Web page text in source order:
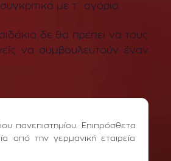
με τ΄ αγόρια.
δε θα πρέπει να τους
να συμβουλευτούν έναν
πανεπιστημίου. Επιπρόσθετα
από την γερμανική εταιρεία